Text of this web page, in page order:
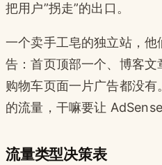
把用户”拐走”的出口。
一个卖手工皂的独立站，
告：首页顶部一个、博客文
购物车页面一片广告都没有
的流量，干嘛要让
流量类型决策表